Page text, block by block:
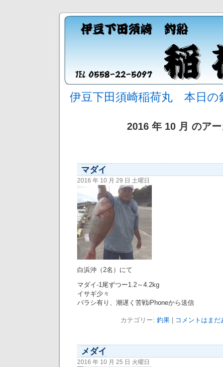
伊豆下田須崎稲荷丸 本日の
2016 年 10 月 のア
マダイ
2016 年 10 月 29 日 土曜日
白浜沖（2名）にて
マダイ-1尾ずつー1.2～4.2kg
イサギ少々
バラシ有り、潮遅く苦戦iPhoneから送信
カテゴリー: 釣果| コメントはまだ
メダイ
2016 年 10 月 25 日 火曜日